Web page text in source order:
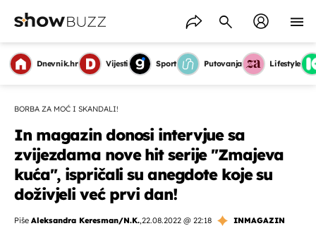
Dnevnik.hr Vijesti Sport Putovanja Lifestyle
BORBA ZA MOĆ I SKANDALI!
In magazin donosi intervjue sa
zvijezdama nove hit serije ''Zmajeva
kuća'', ispričali su anegdote koje su
doživjeli već prvi dan!
Piše Aleksandra Keresman/N.K.,22.08.2022 @ 22:18
INMAGAZIN